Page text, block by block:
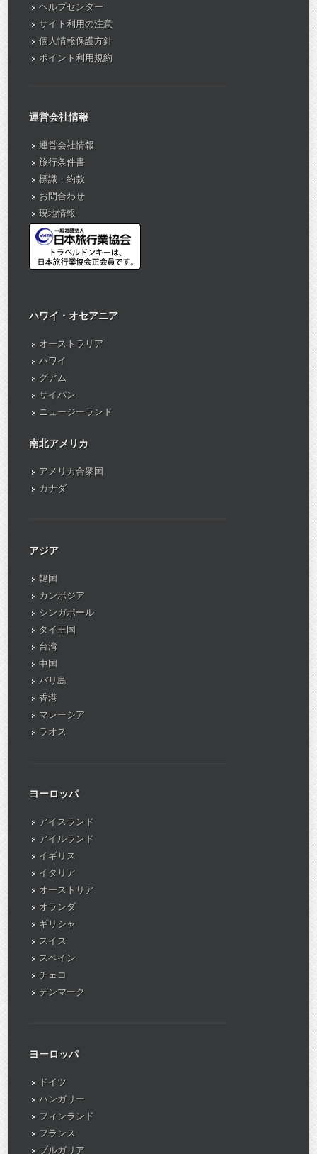
ヘルプセンター
サイト利用の注意
個人情報保護方針
ポイント利用規約
運営会社情報
運営会社情報
旅行条件書
標識・約款
お問合わせ
現地情報
ハワイ・オセアニア
オーストラリア
ハワイ
グアム
サイパン
ニュージーランド
南北アメリカ
アメリカ合衆国
カナダ
アジア
韓国
カンボジア
シンガポール
タイ王国
台湾
中国
バリ島
香港
マレーシア
ラオス
ヨーロッパ
アイスランド
アイルランド
イギリス
イタリア
オーストリア
オランダ
ギリシャ
スイス
スペイン
チェコ
デンマーク
ヨーロッパ
ドイツ
ハンガリー
フィンランド
フランス
ブルガリア